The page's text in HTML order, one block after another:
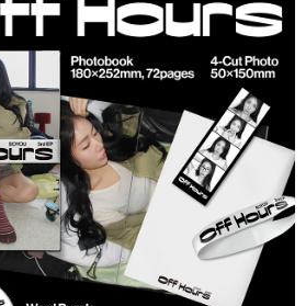
得法定代理人或監護人之同意方可使用
同意申辦者引起之損失，本公司不負相關責
」時，將依據個別帳號之用戶狀況，依本公司即
若仍有額度不足之情形，本公司將視審查結果
使用他人資訊註冊。若發現惡意使用之情形，
停止該用戶之使用額度並採取法律行動。
查看運費
查看運費
查看運費